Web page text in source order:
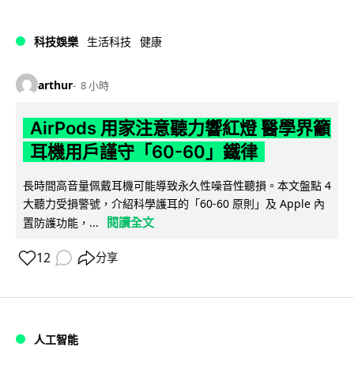
科技娛樂 生活科技 健康
arthur 8 小時
AirPods 用家注意聽力響紅燈 醫學界籲
耳機用戶謹守「60-60」鐵律
長時間高音量佩戴耳機可能導致永久性噪音性聽損。本文盤點 4
大聽力受損警號，介紹科學護耳的「60-60 原則」及 Apple 內
置防護功能，...
閱讀全文
12 分享
人工智能